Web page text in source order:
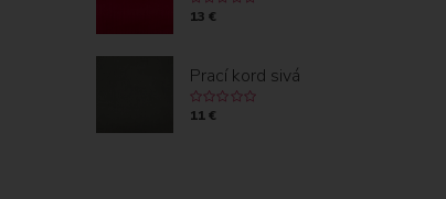
13 €
Prací kord sivá
11 €